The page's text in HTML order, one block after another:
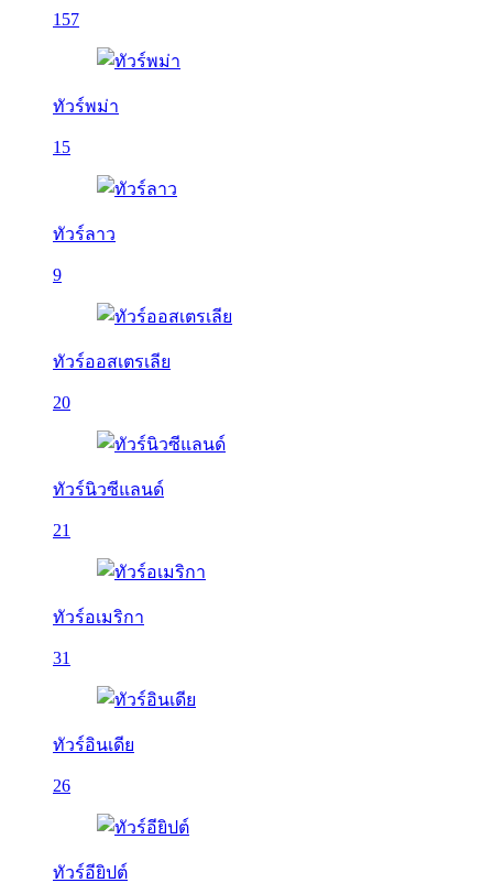
157
ทัวร์พม่า
15
ทัวร์ลาว
9
ทัวร์ออสเตรเลีย
20
ทัวร์นิวซีแลนด์
21
ทัวร์อเมริกา
31
ทัวร์อินเดีย
26
ทัวร์อียิปต์